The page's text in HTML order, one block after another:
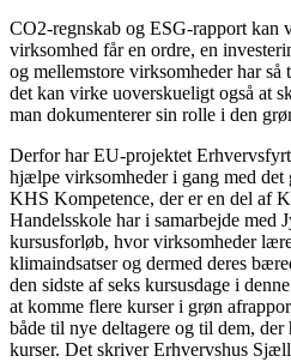
CO2-regnskab og ESG-rapport kan
virksomhed får en ordre, en
og mellemstore virksomheder har
det kan virke uoverskueligt også at
man dokumenterer sin rolle i den
Derfor har EU-projektet
hjælpe virksomheder i gang med det
KHS Kompetence, der er en del af
Handelsskole har i samarbejde med
kursusforløb, hvor virksomheder
klimaindsatser og dermed deres
den sidste af seks kursusdage i
at komme flere kurser i grøn
både til nye deltagere og til dem, der
kurser. Det skriver Erhvervshus